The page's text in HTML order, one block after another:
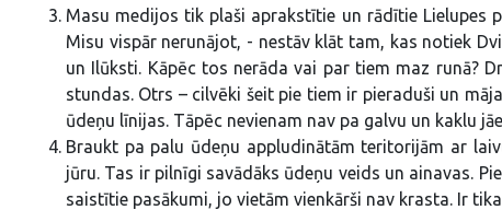
Masu medijos tik plaši aprakstītie un rādītie Lielupes
Misu vispār nerunājot, - nestāv klāt tam, kas notiek
un Ilūksti. Kāpēc tos nerāda vai par tiem maz runā?
stundas. Otrs – cilvēki šeit pie tiem ir pieraduši un
ūdeņu līnijas. Tāpēc nevienam nav pa galvu un kaklu
Braukt pa palu ūdeņu appludinātām teritorijām ar
jūru. Tas ir pilnīgi savādāks ūdeņu veids un ainavas.
saistītie pasākumi, jo vietām vienkārši nav krasta. Ir